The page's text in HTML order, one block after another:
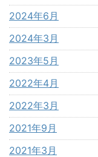
2024年6月
2024年3月
2023年5月
2022年4月
2022年3月
2021年9月
2021年3月